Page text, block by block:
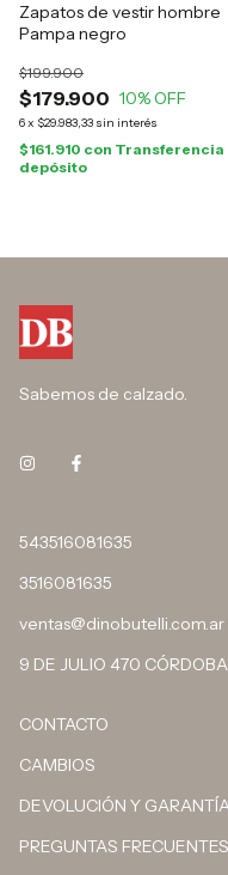
Zapatos de vestir hombre
Pampa negro
$179.900
$199.900
10% OFF
6x $29.983,33 sin interés
$161.910 con Transferencia
depósito
Sabemos de calzado.
543516081635
3516081635
ventas@dinobutelli.com.ar
9 DE JULIO 470
CONTACTO
CAMBIOS
DEVOLUCIÓN Y
PREGUNTAS FRECUENTES